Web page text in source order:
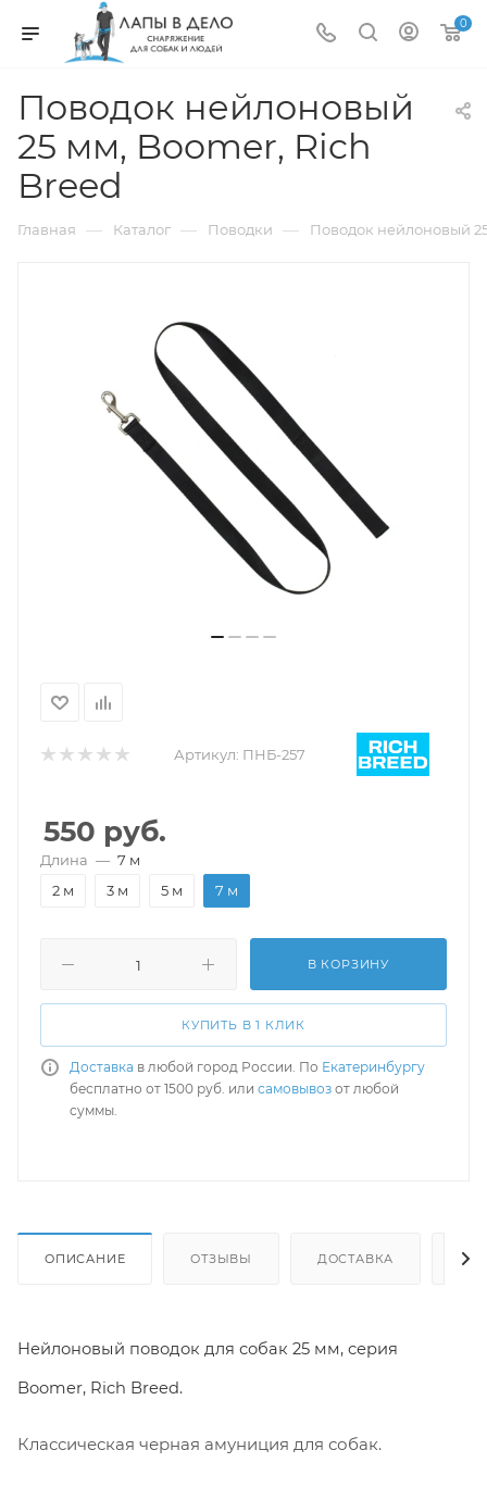
0
Поводок нейлоновый
25 мм, Boomer, Rich
Breed
Главная — Каталог — Поводки — Поводок нейлоновый
Артикул: ПНБ-257
550 руб.
Длина — 7 м
2 м
3 м 5 м 7 м
В КОРЗИНУ
КУПИТЬ В 1 КЛИК
Доставка в любой город России. По Екатеринбургу
бесплатно от 1500 руб. или самовывоз от любой
суммы.
ОПИСАНИЕ ОТЗЫВЫ ДОСТАВКА
Нейлоновый поводок для собак 25 мм, серия
Boomer, Rich Breed.
Классическая черная амуниция для собак.